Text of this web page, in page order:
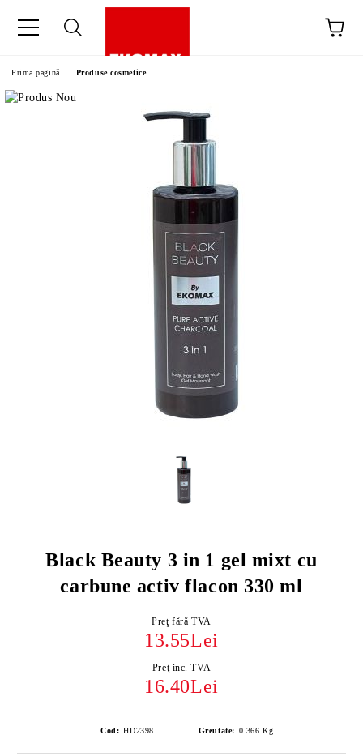
Prima pagină Produse cosmetice
Black Beauty 3 in 1 gel mixt cu
carbune activ flacon 330 ml
Preţ fără TVA
13.55Lei
Preţ inc. TVA
16.40Lei
Cod: HD2398 Greutate: 0.366 Kg